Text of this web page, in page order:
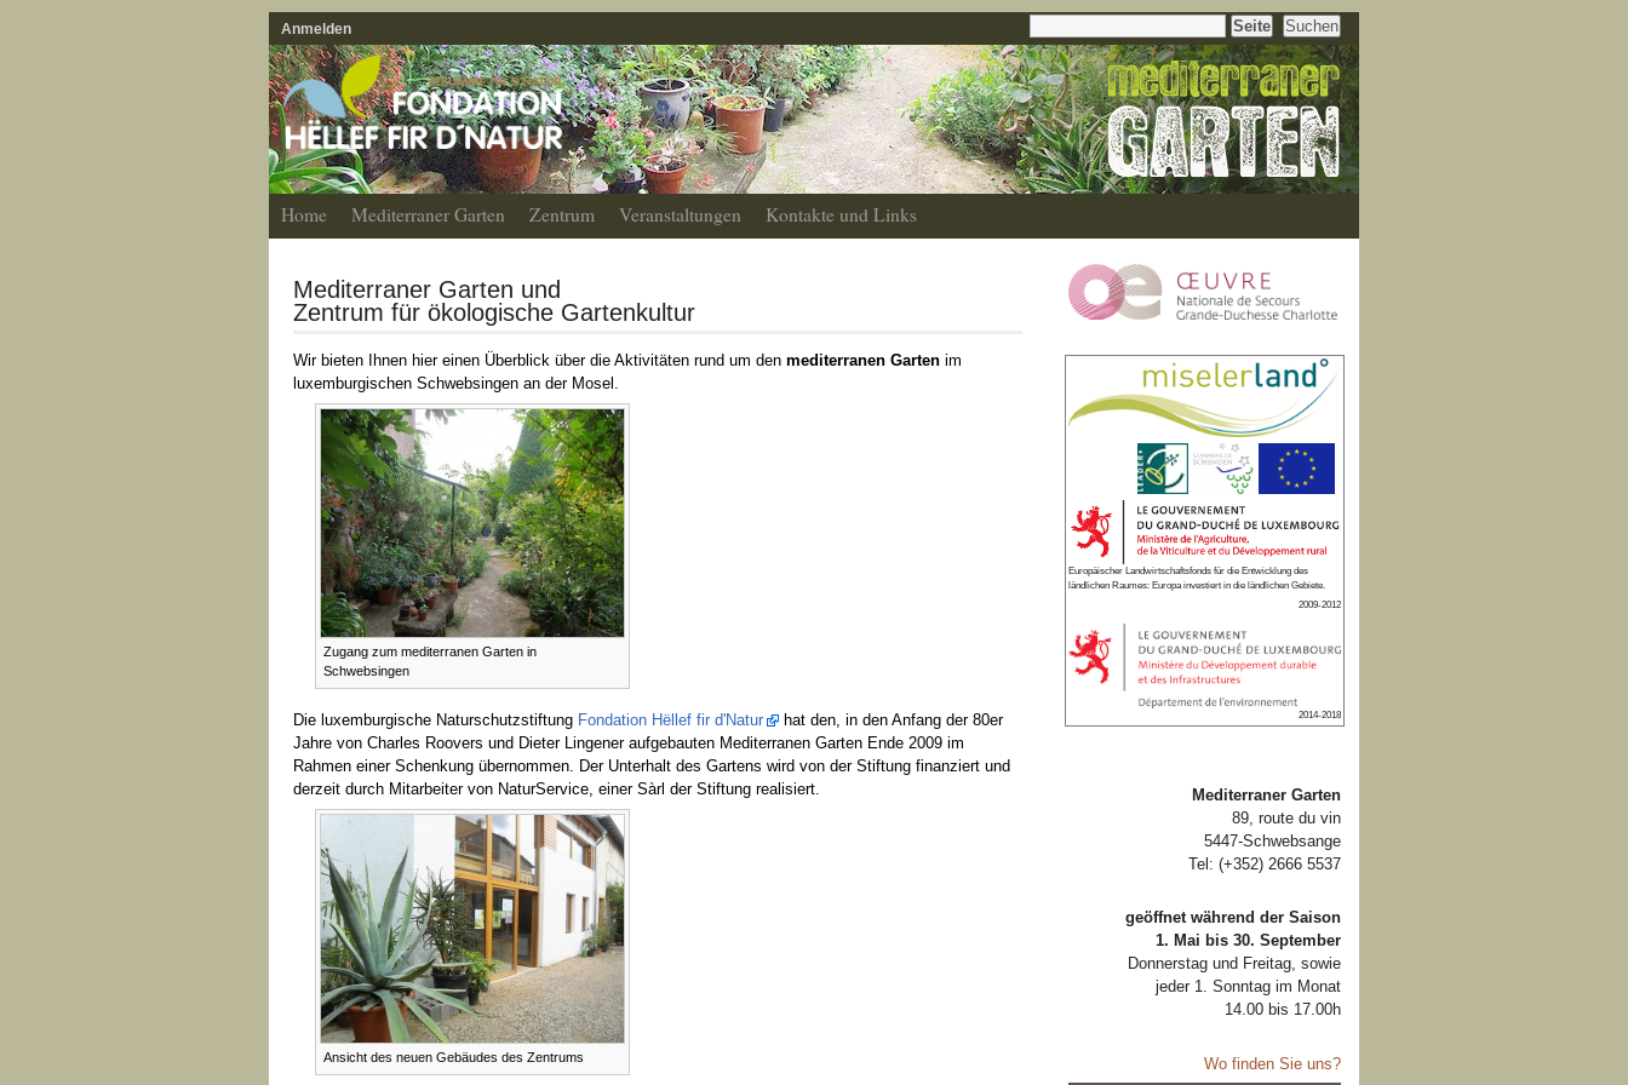
Anmelden
Home Mediterraner Garten Zentrum Veranstaltungen Kontakte und Links
Mediterraner Garten und
Zentrum für ökologische Gartenkultur
Wir bieten Ihnen hier einen Überblick über die Aktivitäten rund um den mediterranen Gartenim
luxemburgischen Schwebsingen an der Mosel.
Zugang zum mediterranen Garten in
Schwebsingen
Die luxemburgische Naturschutzstiftung Fondation Hëllef fir d'Natur
hat den, in den Anfang der 80er
Jahre von Charles Roovers und Dieter Lingener aufgebauten Mediterranen Garten Ende 2009 im
Rahmen einer Schenkung übernommen. Der Unterhalt des Gartens wird von der Stiftung finanziert und
derzeit durch Mitarbeiter von NaturService, einer Sàrl der Stiftung realisiert.
Ansicht des neuen Gebäudes des Zentrums
Europäischer Landwirtschaftsfonds für die Entwicklung des
ländlichen Raumes: Europa investiert in die ländlichen Gebiete.
2009-2012
2014-2018
Mediterraner Garten
89, route du vin
5447-Schwebsange
Tel: (+352) 2666 5537
geöffnet während der Saison
1. Mai bis 30. September
Donnerstag und Freitag, sowie
jeder 1. Sonntag im Monat
14.00 bis 17.00h
Wo finden Sie uns?